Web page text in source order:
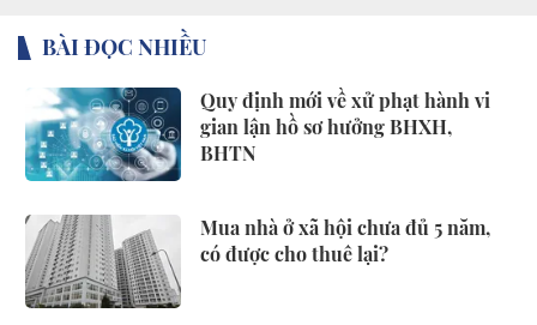
BÀI ĐỌC NHIỀU
Quy định mới về xử phạt hành vi
gian lận hồ sơ hưởng BHXH,
BHTN
Mua nhà ở xã hội chưa đủ 5 năm,
có được cho thuê lại?